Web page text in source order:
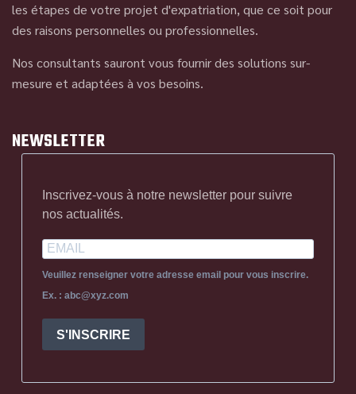
les étapes de votre projet d'expatriation, que ce soit pour
des raisons personnelles ou professionnelles.
Nos consultants sauront vous fournir des solutions sur-
mesure et adaptées à vos besoins.
NEWSLETTER
Inscrivez-vous à notre newsletter pour suivre
nos actualités.
Veuillez renseigner votre adresse email pour vous inscrire.
Ex. : abc@xyz.com
S'INSCRIRE